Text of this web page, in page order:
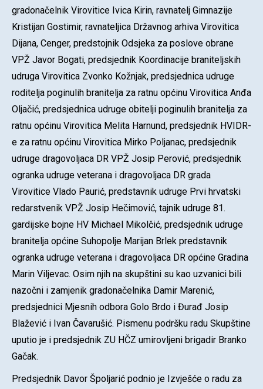
gradonačelnik Virovitice Ivica Kirin, ravnatelj Gimnazije
Kristijan Gostimir, ravnateljica Državnog arhiva Virovitica
Dijana, Cenger, predstojnik Odsjeka za poslove obrane
VPŽ Javor Bogati, predsjednik Koordinacije braniteljskih
udruga Virovitica Zvonko Kožnjak, predsjednica udruge
roditelja poginulih branitelja za ratnu općinu Virovitica Anđa
Oljačić, predsjednica udruge obitelji poginulih branitelja za
ratnu općinu Virovitica Melita Harnund, predsjednik HVIDR-
e za ratnu općinu Virovitica Mirko Poljanac, predsjednik
udruge dragovoljaca DR VPŽ Josip Perović, predsjednik
ogranka udruge veterana i dragovoljaca DR grada
Virovitice Vlado Paurić, predstavnik udruge Prvi hrvatski
redarstvenik VPŽ Josip Hečimović, tajnik udruge 81.
gardijske bojne HV Michael Mikolčić, predsjednik udruge
branitelja općine Suhopolje Marijan Brlek predstavnik
ogranka udruge veterana i dragovoljaca DR općine Gradina
Marin Viljevac. Osim njih na skupštini su kao uzvanici bili
nazočni i zamjenik gradonačelnika Damir Marenić,
predsjednici Mjesnih odbora Golo Brdo i Đurađ Josip
Blažević i Ivan Čavarušić. Pismenu podršku radu Skupštine
uputio je i predsjednik ZU HČZ umirovljeni brigadir Branko
Gačak.
Predsjednik Davor Špoljarić podnio je Izvješće o radu za